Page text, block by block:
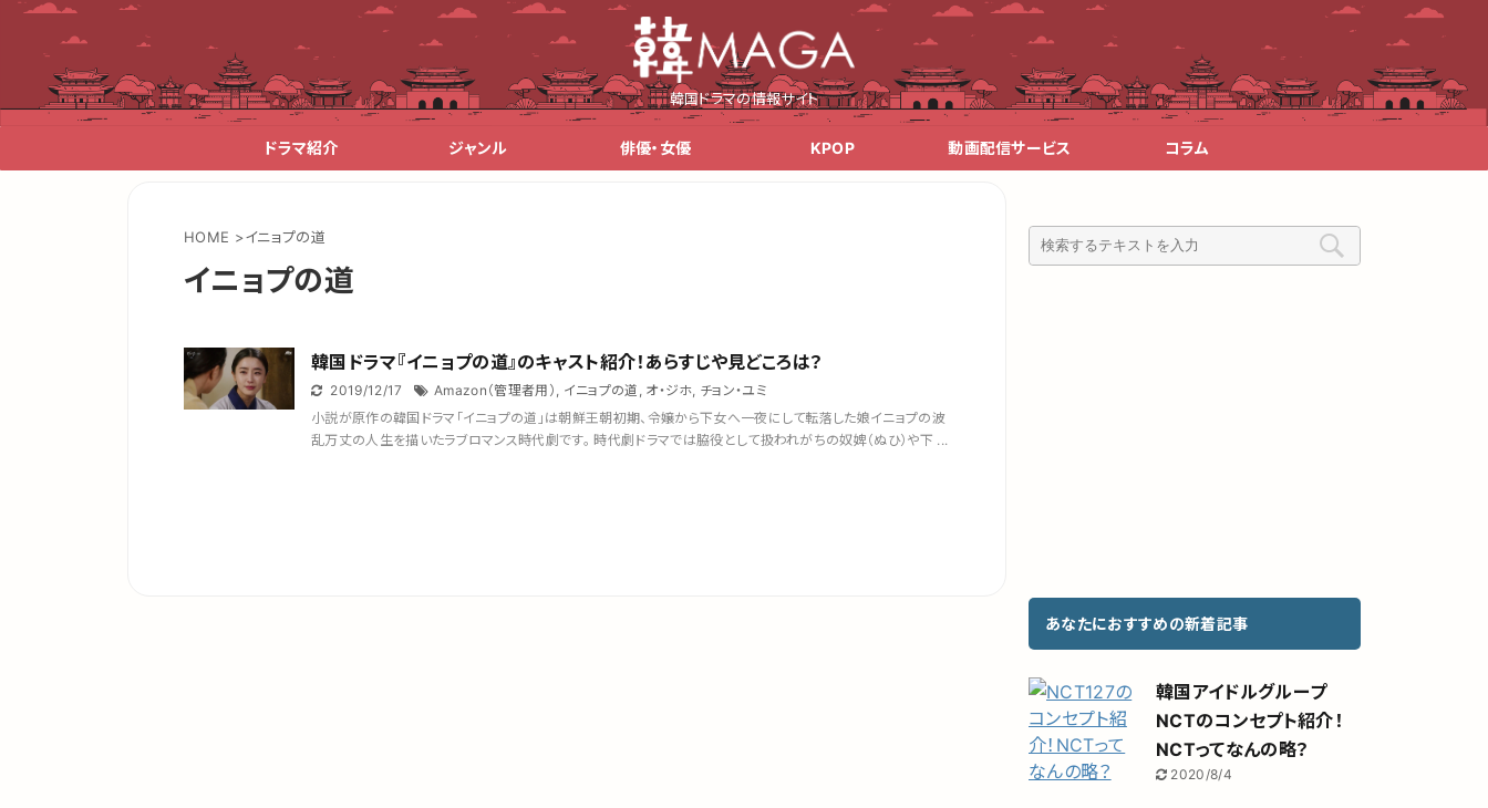
韓国ドラマの情報サイト
ドラマ紹介 ジャンル 俳優・女優 KPOP 動画配信サービス コラム
HOME >イニョプの道
イニョプの道
韓国ドラマ『イニョプの道』のキャスト紹介！あらすじや見どころは？
2019/12/17 Amazon（管理者用） イニョプの道 オ・ジホ チョン・ユミ
小説が原作の韓国ドラマ「イニョプの道」は朝鮮王朝初期、令嬢から下女へ一夜にして転落した娘イニョプの波
乱万丈の人生を描いたラブロマンス時代劇です。 時代劇ドラマでは脇役として扱われがちの奴婢（ぬひ）や下 ...
あなたにおすすめの新着記事
韓国アイドルグループ
NCTのコンセプト紹介！
NCTってなんの略？
2020/8/4